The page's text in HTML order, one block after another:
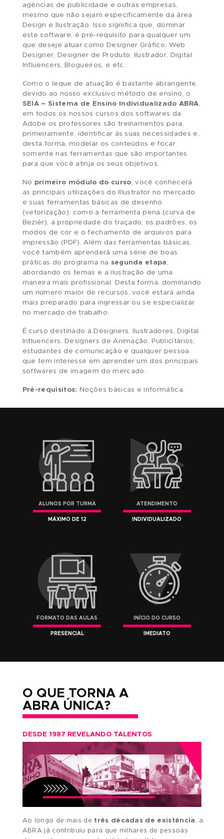
Adobe Illustrator
é, sem dúvida, o software
grande maioria de profissionais freelancers,
agências de publicidade e outras empresas,
mesmo que não sejam especificamente da
este software, é pré-requisito para qualquer um
que deseje atuar como Designer Gráfico, Web
Designer, Designer de Produto, Ilustrador,
Influencers, Blogueiros, e etc.
Como o leque de atuação é bastante
devido ao nosso exclusivo método de ensino, o
SEIA – Sistema de Ensino Individualizado
em todos os nossos cursos dos softwares da
Adobe os professores são treinamentos para,
primeiramente, identificar às suas
desta forma, modelar os conteúdos e focar
somente nas ferramentas que são importantes
para que você atinja os seus objetivos.
No primeiro módulo do curso, você
as principais utilizações do Illustrator no
e suas ferramentas básicas de desenho
(vetorização), como a ferramenta pena (curva
Beziér), a propriedade do traçado, os padrões,
modos de cor e o fechamento de arquivos
impressão (PDF). Além das ferramentas
você também aprenderá uma série de boas
abordando os temas e a ilustração de uma
mais preparado para ingressar ou se
no mercado de trabalho.
É curso destinado à Designers, Ilustradores,
Influencers, Designers de Animação,
estudantes de comunicação e qualquer pessoa
que tem interesse em aprender um dos
MÁXIMO DE 12
FORMATO DAS AULAS
PRESENCIAL
INÍCIO DO CURSO